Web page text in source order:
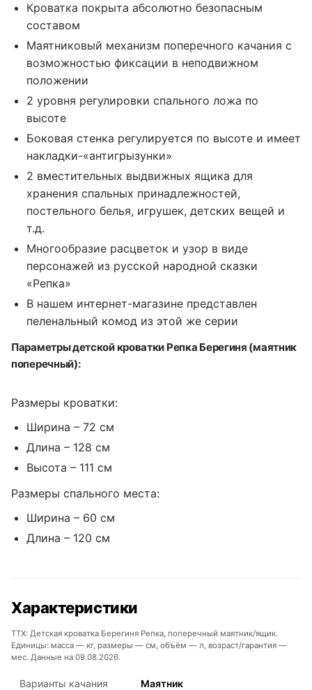
Кроватка покрыта абсолютно безопасным
составом
Маятниковый механизм поперечного качания с
возможностью фиксации в неподвижном
положении
2 уровня регулировки спального ложа по
высоте
Боковая стенка регулируется по высоте и имеет
накладки-«антигрызунки»
2 вместительных выдвижных ящика для
хранения спальных принадлежностей,
постельного белья, игрушек, детских вещей и
т.д.
Многообразие расцветок и узор в виде
персонажей из русской народной сказки
«Репка»
В нашем интернет-магазине представлен
пеленальный комод из этой же серии
Параметры детской кроватки Репка Берегиня (маятник
поперечный):
Размеры кроватки:
Ширина – 72 см
Длина – 128 см
Высота – 111 см
Размеры спального места:
Ширина – 60 см
Длина – 120 см
Характеристики
ТТХ: Детская кроватка Берегиня Репка, поперечный маятник/ящик.
Единицы: масса — кг, размеры — см, объём — л, возраст/гарантия —
мес. Данные на 09.08.2026.
Варианты качания Маятник